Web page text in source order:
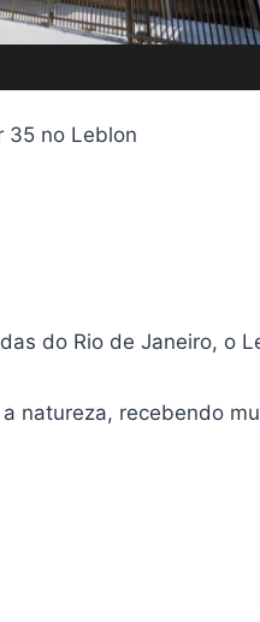
35 no Leblon
do Rio de Janeiro, o
natureza, recebendo